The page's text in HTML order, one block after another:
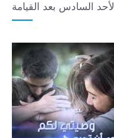
الأحد السادس بعد القيامة